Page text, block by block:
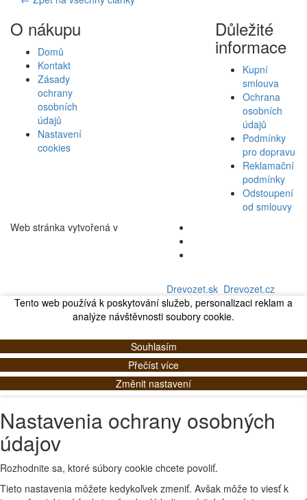
O nákupu
Domů
Kontakt
Zásady
ochrany
osobních
údajů
Nastavení
cookies
Důležité
informace
Kupní
smlouva
Ochrana
osobních
údajů
Podmínky
pro dopravu
Reklamační
podmínky
Odstoupení
od smlouvy
Web stránka vytvořená v
Drevozet.sk Drevozet.cz
Tento web používá k poskytování služeb, personalizaci reklam a
analýze návštěvnosti soubory cookie.
Souhlasím
Přečíst více
Změnit nastavení
Nastavenia ochrany osobných
údajov
Rozhodnite sa, ktoré súbory cookie chcete povoliť.
Tieto nastavenia môžete kedykoľvek zmeniť. Avšak môže to viesť k